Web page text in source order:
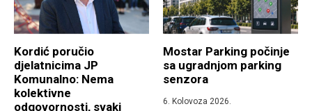
Kordić poručio
djelatnicima JP
Komunalno: Nema
kolektivne
odgovornosti, svaki
Mostar Parking počinje
sa ugradnjom parking
senzora
6. Kolovoza 2026.